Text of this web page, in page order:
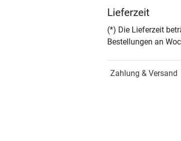
Seiten
ISBN
Lieferzeit
(*) Die Lieferzeit
Bestellungen an
Zahlung & Versand